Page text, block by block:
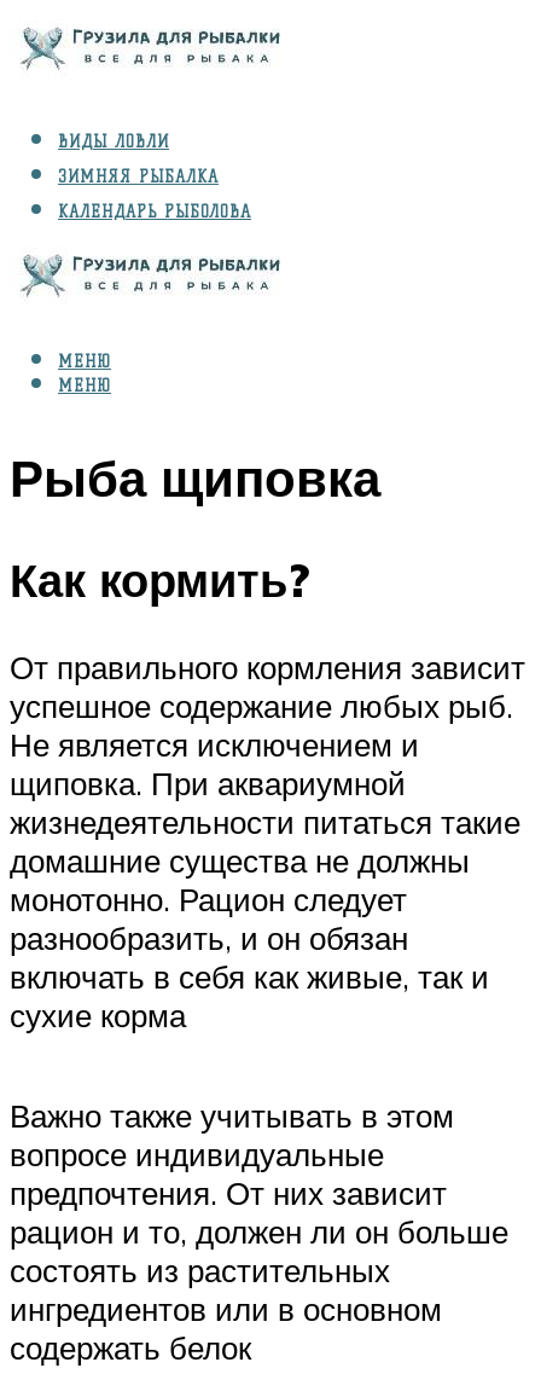
ВИДЫ ЛОВЛИ
ЗИМНЯЯ РЫБАЛКА
КАЛЕНДАРЬ РЫБОЛОВА
СНАРЯЖЕНИЕ
МЕНЮ
МЕНЮ
Рыба щиповка
Как кормить?
От правильного кормления зависит
успешное содержание любых рыб.
Не является исключением и
щиповка. При аквариумной
жизнедеятельности питаться такие
домашние существа не должны
монотонно. Рацион следует
разнообразить, и он обязан
включать в себя как живые, так и
сухие корма
Важно также учитывать в этом
вопросе индивидуальные
предпочтения. От них зависит
рацион и то, должен ли он больше
состоять из растительных
ингредиентов или в основном
содержать белок